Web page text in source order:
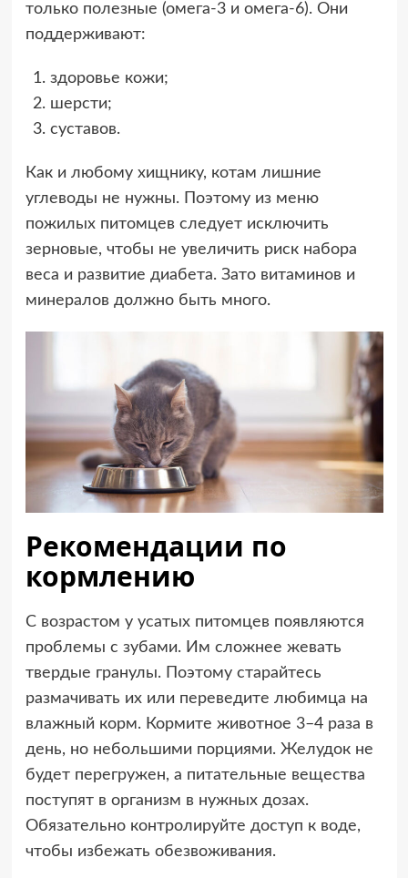
только полезные (омега-3 и омега-6). Они
поддерживают:
здоровье кожи;
шерсти;
суставов.
Как и любому хищнику, котам лишние
углеводы не нужны. Поэтому из меню
пожилых питомцев следует исключить
зерновые, чтобы не увеличить риск набора
веса и развитие диабета. Зато витаминов и
минералов должно быть много.
Рекомендации по
кормлению
С возрастом у усатых питомцев появляются
проблемы с зубами. Им сложнее жевать
твердые гранулы. Поэтому старайтесь
размачивать их или переведите любимца на
влажный корм. Кормите животное 3–4 раза в
день, но небольшими порциями. Желудок не
будет перегружен, а питательные вещества
поступят в организм в нужных дозах.
Обязательно контролируйте доступ к воде,
чтобы избежать обезвоживания.